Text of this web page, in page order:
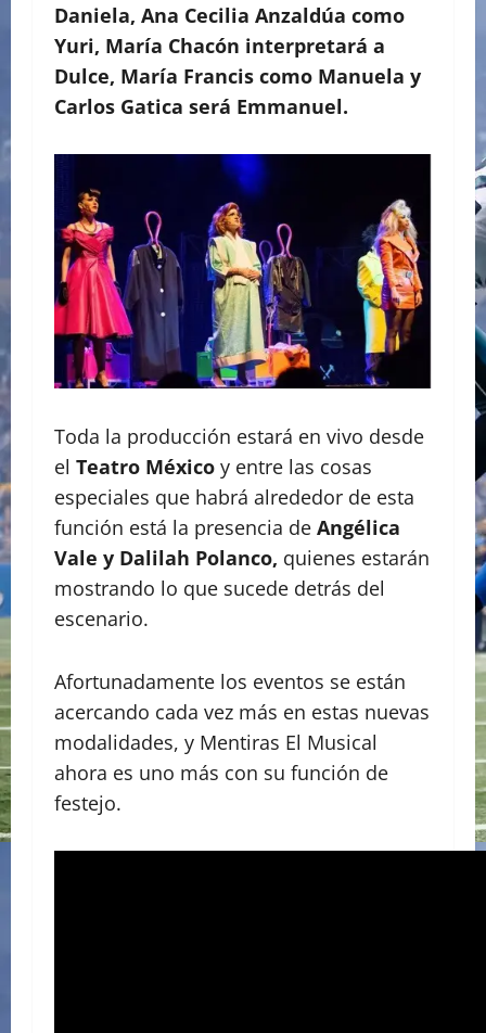
Daniela, Ana Cecilia Anzaldúa como
Yuri, María Chacón interpretará a
Dulce, María Francis como Manuela y
Carlos Gatica será Emmanuel.
Toda la producción estará en vivo desde
el Teatro México y entre las cosas
especiales que habrá alrededor de esta
función está la presencia de Angélica
Vale y Dalilah Polanco, quienes estarán
mostrando lo que sucede detrás del
escenario.
Afortunadamente los eventos se están
acercando cada vez más en estas nuevas
modalidades, y Mentiras El Musical
ahora es uno más con su función de
festejo.